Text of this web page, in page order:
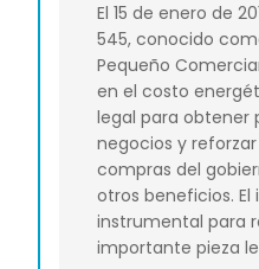
El 15 de enero de
545, conocido
Pequeño
en el costo
legal para obtener
negocios y
compras del
otros beneficios. El
instrumental para
importante pieza